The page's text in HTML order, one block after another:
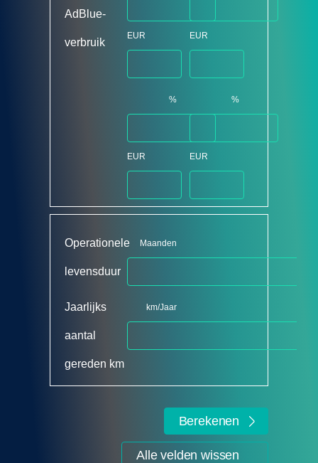
AdBlue-
verbruik
EUR
%
EUR
EUR
%
EUR
Operationele
levensduur
Jaarlijks
aantal
gereden km
Maanden
km/Jaar
Berekenen
Alle velden wissen